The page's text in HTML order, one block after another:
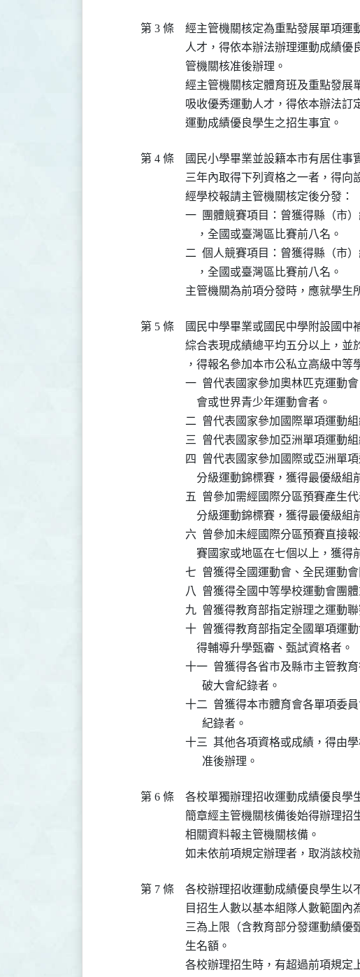
第 3 條
經主管機關核定為重點發展單項運
人才，得依本辦法辦理運動成績優
管機關核准後辦理。
經主管機關核定體育班及重點發展
吸收優秀運動人才，得依本辦法訂
運動成績優良學生之招生事宜。
第 4 條
國民小學畢業並設籍本市有居住
三年內取得下列資格之一者，得向
經學校報請主管機關核定後分發：
一  團體競賽項目：曾獲得縣（市
    ，全國或臺灣區比賽前八名。
二  個人競賽項目：曾獲得縣（市
    ，全國或臺灣區比賽前八名。
主管機關為前項分發時，應就學生
第 5 條
國民中學畢業或國民中學附設國中
綜合表現成績總平均五分以上，並
，得報名參加本市公私立高級中等
一  曾代表國家參加奧林匹克運動
    會或世界青少年運動會者。
二  曾代表國家參加國際單項運動
三  曾代表國家參加亞洲單項運動
四  曾代表國家參加國際或亞洲單
分級運動錦標賽，獲得最優級組
五  曾參加需經國際分區預賽產生
分級運動錦標賽，獲得最優級組
六  曾參加未經國際分區預賽直接
賽國家或地區在七個以上，獲得
七  曾獲得全國運動會、全民運動
八  曾獲得全國中等學校運動會團
九  曾獲得教育部指定辦理之運動
十  曾獲得教育部指定全國單項運
    得輔導升學甄審、甄試資格者。
十一  曾獲得各省市及縣市主管教
      破大會紀錄者。
十二  曾獲得本市體育會各單項委
      紀錄者。
十三  其他各項資格或成績，得由
      准後辦理。
第 6 條
各校單獨辦理招收運動成績優良學
簡章經主管機關核備後始得辦理招
相關資料報主管機關核備。
如未依前項規定辦理者，取消該校
第 7 條
各校辦理招收運動成績優良學生以
目招生人數以基本組隊人數範圍內
三為上限（含教育部分發運動績優
生名額。
各校辦理招生時，有超過前項規定